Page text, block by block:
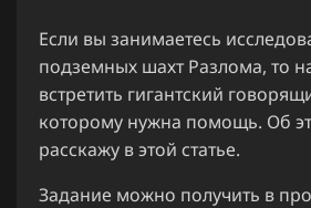
Если вы занимаетесь
подземных шахт Разлома, то
встретить гигантский
которому нужна помощь. Об
расскажу в этой статье.
Задание можно получить в